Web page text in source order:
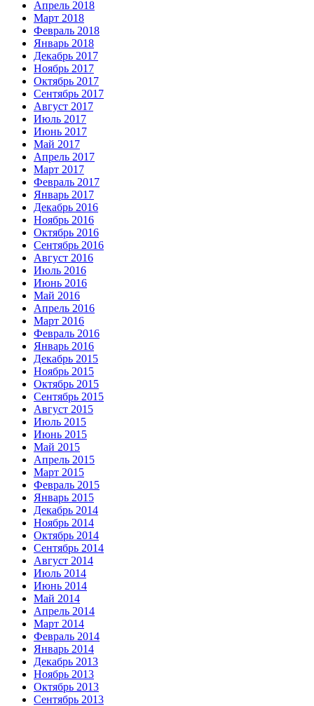
Апрель 2018
Март 2018
Февраль 2018
Январь 2018
Декабрь 2017
Ноябрь 2017
Октябрь 2017
Сентябрь 2017
Август 2017
Июль 2017
Июнь 2017
Май 2017
Апрель 2017
Март 2017
Февраль 2017
Январь 2017
Декабрь 2016
Ноябрь 2016
Октябрь 2016
Сентябрь 2016
Август 2016
Июль 2016
Июнь 2016
Май 2016
Апрель 2016
Март 2016
Февраль 2016
Январь 2016
Декабрь 2015
Ноябрь 2015
Октябрь 2015
Сентябрь 2015
Август 2015
Июль 2015
Июнь 2015
Май 2015
Апрель 2015
Март 2015
Февраль 2015
Январь 2015
Декабрь 2014
Ноябрь 2014
Октябрь 2014
Сентябрь 2014
Август 2014
Июль 2014
Июнь 2014
Май 2014
Апрель 2014
Март 2014
Февраль 2014
Январь 2014
Декабрь 2013
Ноябрь 2013
Октябрь 2013
Сентябрь 2013